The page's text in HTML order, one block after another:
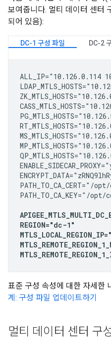
보여줍니다. 멀티 데이터 센터
되어 있음):
DC-1 구성 파일 DC-2
ALL_IP="10.126.0.114
PATH_TO_CA_CERT="/
PATH_TO_CA_KEY="/
REGION="dc-1"
표준 구성 속성에 대한 자세한
계: 구성 파일 업데이트하기
멀티 데이터 센터 구